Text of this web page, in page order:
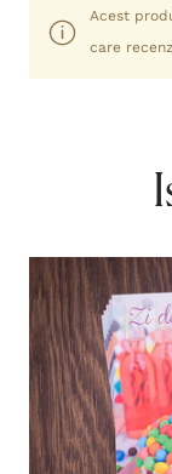
Acest
care